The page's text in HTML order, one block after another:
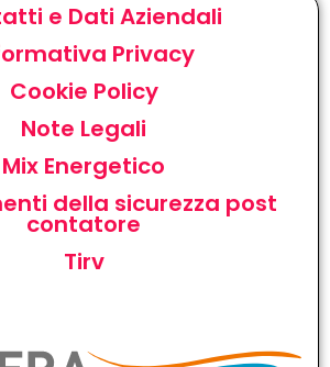
e Dati Aziendali
Privacy
Cookie Policy
Note Legali
Mix Energetico
della sicurezza post
contatore
Tirv